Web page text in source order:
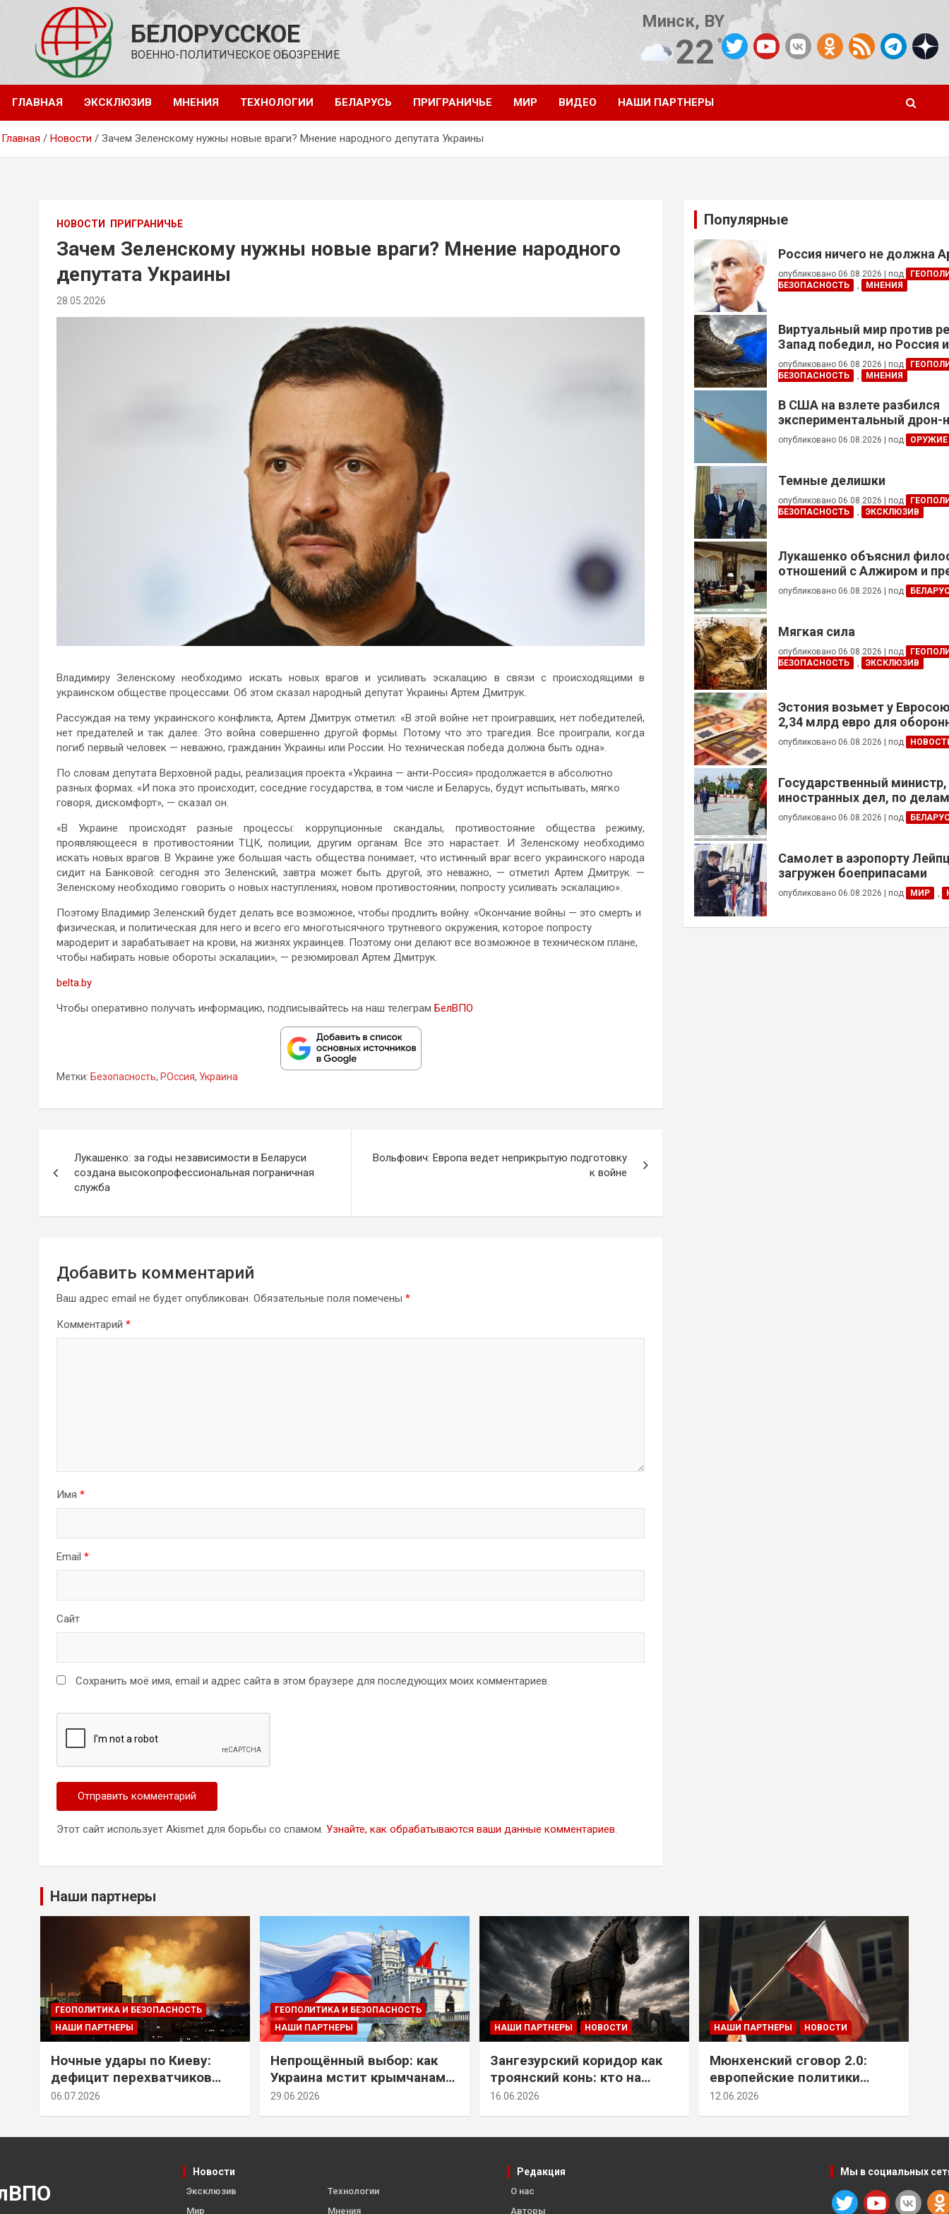
содержимому
БЕЛОРУССКОЕ
ВОЕННО-ПОЛИТИЧЕСКОЕ ОБОЗРЕНИЕ
Минск, BY
22°C
Погода от OpenWeatherMap
ГЛАВНАЯ ЭКСКЛЮЗИВ МНЕНИЯ ТЕХНОЛОГИИ БЕЛАРУСЬ ПРИГРАНИЧЬЕ МИР ВИДЕО НАШИ ПАРТНЕРЫ
Главная Новости Зачем Зеленскому нужны новые враги? Мнение народного депутата Украины
НОВОСТИ ПРИГРАНИЧЬЕ
Зачем Зеленскому нужны новые враги? Мнение народного
депутата Украины
28.05.2026
Владимиру Зеленскому необходимо искать новых врагов и усиливать эскалацию в связи с происходящими в
украинском обществе процессами. Об этом сказал народный депутат Украины Артем Дмитрук.
Рассуждая на тему украинского конфликта, Артем Дмитрук отметил: «В этой войне нет проигравших, нет победителей,
нет предателей и так далее. Это война совершенно другой формы. Потому что это трагедия. Все проиграли, когда
погиб первый человек — неважно, гражданин Украины или России. Но техническая победа должна быть одна».
По словам депутата Верховной рады, реализация проекта «Украина — анти-Россия» продолжается в абсолютно
разных формах. «И пока это происходит, соседние государства, в том числе и Беларусь, будут испытывать, мягко
говоря, дискомфорт», — сказал он.
«В Украине происходят разные процессы: коррупционные скандалы, противостояние общества режиму,
проявляющееся в противостоянии ТЦК, полиции, другим органам. Все это нарастает. И Зеленскому необходимо
искать новых врагов. В Украине уже большая часть общества понимает, что истинный враг всего украинского народа
сидит на Банковой: сегодня это Зеленский, завтра может быть другой, это неважно, — отметил Артем Дмитрук. —
Зеленскому необходимо говорить о новых наступлениях, новом противостоянии, попросту усиливать эскалацию».
Поэтому Владимир Зеленский будет делать все возможное, чтобы продлить войну. «Окончание войны — это смерть и
физическая, и политическая для него и всего его многотысячного трутневого окружения, которое попросту
мародерит и зарабатывает на крови, на жизнях украинцев. Поэтому они делают все возможное в техническом плане,
чтобы набирать новые обороты эскалации», — резюмировал Артем Дмитрук.
belta.by
Чтобы оперативно получать информацию, подписывайтесь на наш телеграм БелВПО
Метки: Безопасность, РОссия, Украина
по
записям
Лукашенко: за годы независимости в Беларуси
создана высокопрофессиональная пограничная
служба
Вольфович: Европа ведет неприкрытую подготовку
к войне
Добавить комментарий
Ваш адрес email не будет опубликован. Обязательные поля помечены *
Комментарий *
Имя *
Email *
Сайт
Сохранить моё имя, email и адрес сайта в этом браузере для последующих моих комментариев.
Этот сайт использует Akismet для борьбы со спамом. Узнайте, как обрабатываются ваши данные комментариев.
Популярные
Россия ничего не должна
опубликовано 06.08.2026 под
БЕЗОПАСНОСТЬ
, МНЕНИЯ
Виртуальный мир против
Запад победил, но Россия
опубликовано 06.08.2026 под
БЕЗОПАСНОСТЬ
, МНЕНИЯ
В США на взлете разбился
экспериментальный дрон-
опубликовано 06.08.2026 под ОРУЖИЕ
Темные делишки
опубликовано 06.08.2026 под
БЕЗОПАСНОСТЬ
, ЭКСКЛЮЗИВ
Лукашенко объяснил
отношений с Алжиром и
ускорить реализацию
опубликовано 06.08.2026 под
Мягкая сила
опубликовано 06.08.2026 под
БЕЗОПАСНОСТЬ
, ЭКСКЛЮЗИВ
Эстония возьмет у
2,34 млрд евро для
опубликовано 06.08.2026 под
Государственный
иностранных дел, по
общин за рубежом и
Алжира возложил венок к
опубликовано 06.08.2026 под
Самолет в аэропорту
загружен боеприпасами
опубликовано 06.08.2026 под МИР ,
Наши партнеры
ГЕОПОЛИТИКА И БЕЗОПАСНОСТЬ
НАШИ ПАРТНЕРЫ
Ночные удары по Киеву:
дефицит перехватчиков
Patriot и оборонительные
06.07.2026
ГЕОПОЛИТИКА И БЕЗОПАСНОСТЬ
НАШИ ПАРТНЕРЫ
Непрощённый выбор: как
Украина мстит крымчанам
за их историческое решение
29.06.2026
НАШИ ПАРТНЕРЫ НОВОСТИ
Зангезурский коридор как
троянский конь: кто на
самом деле осваивает юг
16.06.2026
НАШИ ПАРТНЕРЫ НОВОСТИ
Мюнхенский сговор 2.0:
европейские политики
снова растят монстра у
12.06.2026
Новости
Эксклюзив
Мир
Технологии
Мнения
Редакция
О нас
Авторы
Мы в социальных